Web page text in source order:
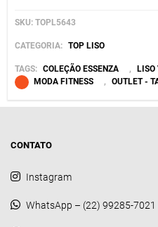
SKU: TOPL5643
CATEGORIA: TOP LISO
TAGS: COLEÇÃO ESSENZA , LISO
MODA FITNESS
, OUTLET -
CONTATO
Instagram
WhatsApp – (22) 99285-7021